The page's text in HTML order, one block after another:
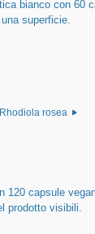
Rhodiola rosea